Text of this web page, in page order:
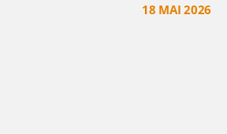
18 MAI 2026